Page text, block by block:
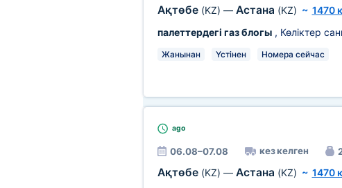
Ақтөбе (KZ) — Астана (KZ) ~ 1470
палеттердегі газ блогы, Көліктер
Жанынан Үстінен Номера сейчас
ago
06.08–07.08 кез келген
Ақтөбе (KZ) — Астана (KZ) ~ 1470